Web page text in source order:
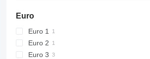
Euro
Euro 1
Euro 2
Euro 3